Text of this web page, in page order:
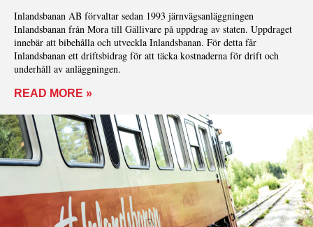
Inlandsbanan AB förvaltar sedan 1993 järnvägsanläggningen
Inlandsbanan från Mora till Gällivare på uppdrag av staten. Uppdraget
innebär att bibehålla och utveckla Inlandsbanan. För detta får
Inlandsbanan ett driftsbidrag för att täcka kostnaderna för drift och
underhåll av anläggningen.
READ MORE »